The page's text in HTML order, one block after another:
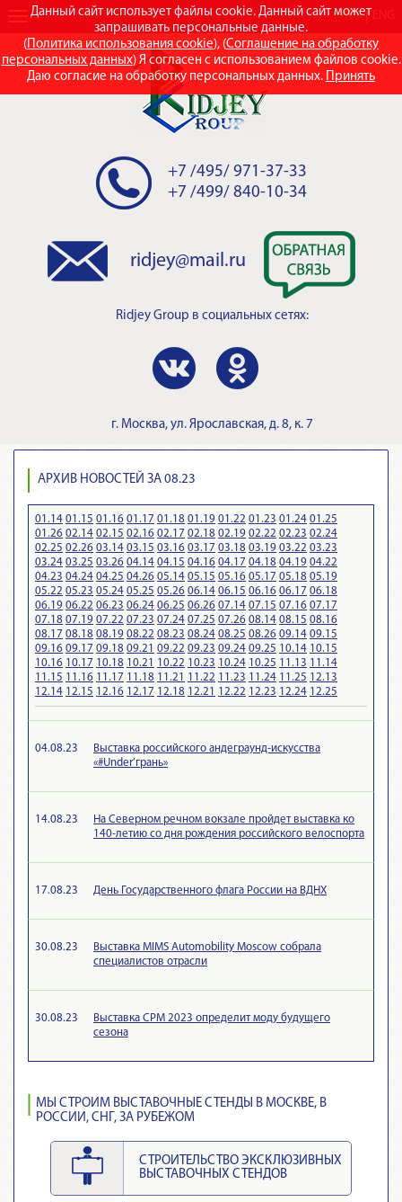
Данный сайт использует файлы cookie. Данный сайт может
запрашивать персональные данные.
(Политика использования cookie), (Соглашение на обработку
персональных данных) Я согласен с использованием файлов cookie.
Даю согласие на обработку персональных данных. Принять
RUS
+7 /495/ 971-37-33
+7 /499/ 840-10-34
ridjey@mail.ru
Ridjey Group в социальных сетях:
г. Москва, ул. Ярославская, д. 8, к. 7
АРХИВ НОВОСТЕЙ ЗА 08.23
01.14 01.15 01.16 01.17 01.18 01.19 01.22 01.23 01.24 01.25
01.26 02.14 02.15 02.16 02.17 02.18 02.19 02.22 02.23 02.24
02.25 02.26 03.14 03.15 03.16 03.17 03.18 03.19 03.22 03.23
03.24 03.25 03.26 04.14 04.15 04.16 04.17 04.18 04.19 04.22
04.23 04.24 04.25 04.26 05.14 05.15 05.16 05.17 05.18 05.19
05.22 05.23 05.24 05.25 05.26 06.14 06.15 06.16 06.17 06.18
06.19 06.22 06.23 06.24 06.25 06.26 07.14 07.15 07.16 07.17
07.18 07.19 07.22 07.23 07.24 07.25 07.26 08.14 08.15 08.16
08.17 08.18 08.19 08.22 08.23 08.24 08.25 08.26 09.14 09.15
09.16 09.17 09.18 09.21 09.22 09.23 09.24 09.25 10.14 10.15
10.16 10.17 10.18 10.21 10.22 10.23 10.24 10.25 11.13 11.14
11.15 11.16 11.17 11.18 11.21 11.22 11.23 11.24 11.25 12.13
12.14 12.15 12.16 12.17 12.18 12.21 12.22 12.23 12.24 12.25
04.08.23
Выставка российского андеграунд-искусства
«#Under’грань»
14.08.23
На Северном речном вокзале пройдет выставка ко
140-летию со дня рождения российского велоспорта
17.08.23 День Государственного флага России на ВДНХ
30.08.23
Выставка MIMS Automobility Moscow собрала
специалистов отрасли
30.08.23
Выставка CPM 2023 определит моду будущего
сезона
МЫ СТРОИМ ВЫСТАВОЧНЫЕ СТЕНДЫ В МОСКВЕ, В
РОССИИ, СНГ, ЗА РУБЕЖОМ
СТРОИТЕЛЬСТВО ЭКСКЛЮЗИВНЫХ
ВЫСТАВОЧНЫХ СТЕНДОВ